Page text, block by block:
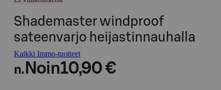
Shademaster windproof
sateenvarjo heijastinnauhalla
Kaikki Immo-tuotteet
n. Noin10,90 €